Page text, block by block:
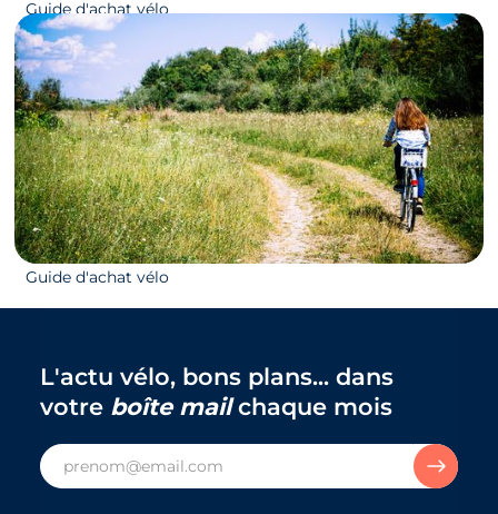
Comment choisir la taille de mon vélo ?
13/07/2026
Guide d'achat vélo
Comment choisir son type de vélo
21/03/2024
Guide d'achat vélo
L'actu vélo, bons plans... dans
votre boîte mailchaque mois